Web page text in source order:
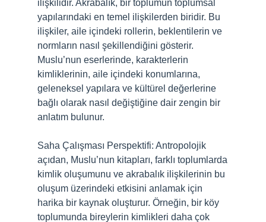
ilişkilidir. Akrabalık, bir toplumun toplumsal
yapılarındaki en temel ilişkilerden biridir. Bu
ilişkiler, aile içindeki rollerin, beklentilerin ve
normların nasıl şekillendiğini gösterir.
Muslu’nun eserlerinde, karakterlerin
kimliklerinin, aile içindeki konumlarına,
geleneksel yapılara ve kültürel değerlerine
bağlı olarak nasıl değiştiğine dair zengin bir
anlatım bulunur.
Saha Çalışması Perspektifi: Antropolojik
açıdan, Muslu’nun kitapları, farklı toplumlarda
kimlik oluşumunu ve akrabalık ilişkilerinin bu
oluşum üzerindeki etkisini anlamak için
harika bir kaynak oluşturur. Örneğin, bir köy
toplumunda bireylerin kimlikleri daha çok